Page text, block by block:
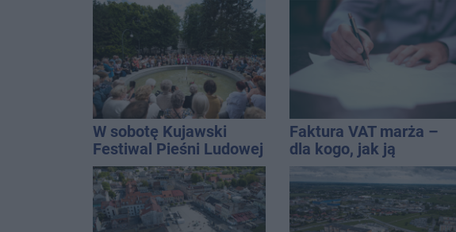
W sobotę Kujawski
Festiwal Pieśni Ludowej
Faktura VAT marża –
dla kogo, jak ją
wystawić i jak rozliczyć